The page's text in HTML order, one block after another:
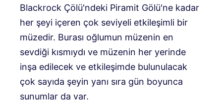
Blackrock Çölü'ndeki Piramit Gölü'ne kadar
her şeyi içeren çok seviyeli etkileşimli bir
müzedir. Burası oğlumun müzenin en
sevdiği kısmıydı ve müzenin her yerinde
inşa edilecek ve etkileşimde bulunulacak
çok sayıda şeyin yanı sıra gün boyunca
sunumlar da var.